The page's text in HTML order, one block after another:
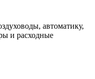
автоматику,
и расходные